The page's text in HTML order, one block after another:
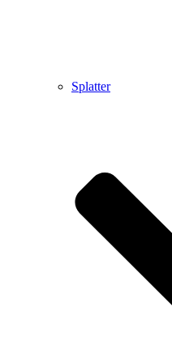
Splatter